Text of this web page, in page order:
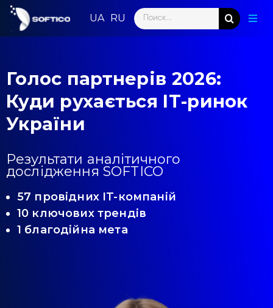
Skip
content
Search
for:
Голос партнерів 2026:
Куди рухається IT-ринок
України
Результати аналітичного
дослідження SOFTICO
57 провідних IT-компаній
10 ключових трендів
1 благодійна мета